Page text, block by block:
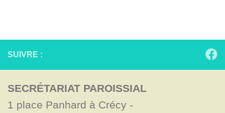
SUIVRE :
SECRÉTARIAT PAROISSIAL
1 place Panhard à Crécy -